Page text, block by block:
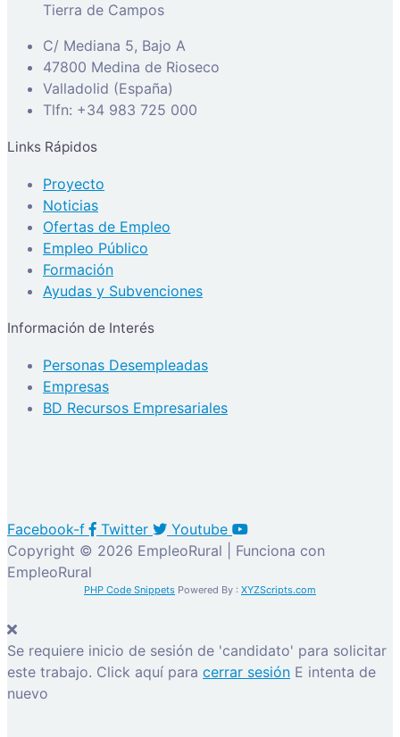
Tierra de Campos
C/ Mediana 5, Bajo A
47800 Medina de Rioseco
Valladolid (España)
Tlfn: +34 983 725 000
Links Rápidos
Proyecto
Noticias
Ofertas de Empleo
Empleo Público
Formación
Ayudas y Subvenciones
Información de Interés
Personas Desempleadas
Empresas
BD Recursos Empresariales
Facebook-f Twitter
Youtube
Copyright © 2026 EmpleoRural | Funciona con
EmpleoRural
PHP Code Snippets Powered By : XYZScripts.com
Se requiere inicio de sesión de 'candidato' para solicitar
este trabajo. Click aquí para cerrar sesión E intenta de
nuevo